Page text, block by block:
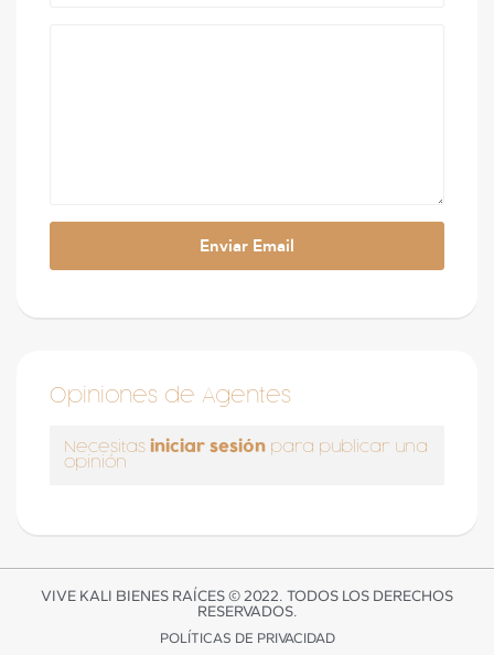
Opiniones de Agentes
Necesitas iniciar sesión para publicar una
opinión
VIVE KALI BIENES RAÍCES © 2022. TODOS LOS DERECHOS
RESERVADOS.
POLÍTICAS DE PRIVACIDAD